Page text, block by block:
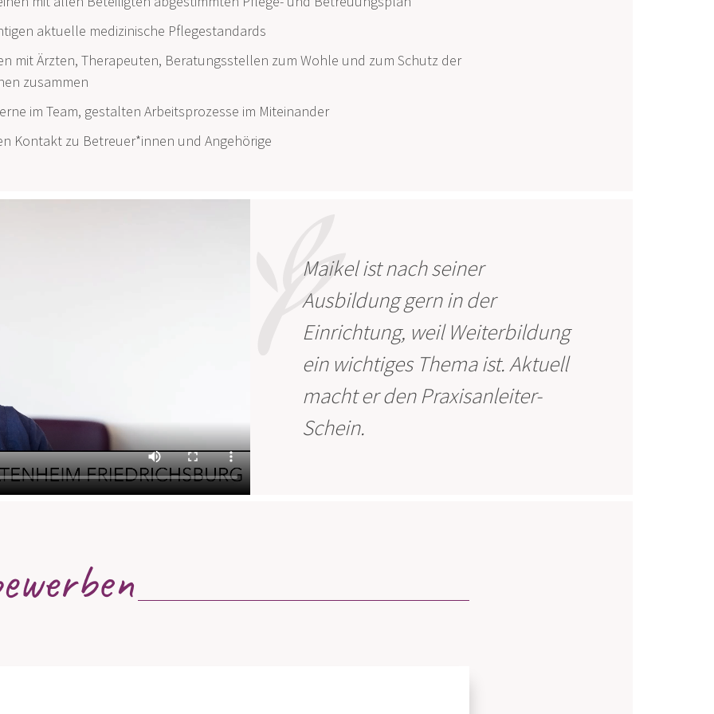
aktuelle medizinische Pflegestandards
mit Ärzten, Therapeuten, Beratungsstellen zum Wohle und zum Schutz der
zusammen
im Team, gestalten Arbeitsprozesse im Miteinander
Kontakt zu Betreuer*innen und Angehörige
Maikel ist nach seiner
Ausbildung gern in der
Einrichtung, weil Weiterbildung
ein wichtiges Thema ist. Aktuell
macht er den Praxisanleiter-
Schein.